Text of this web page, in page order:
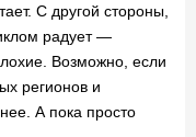
С другой стороны,
радует —
Возможно, если
регионов и
А пока просто